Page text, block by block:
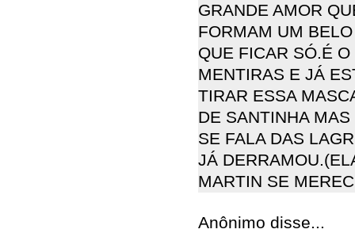
GRANDE AMOR
FORMAM UM
QUE FICAR SÓ.É
MENTIRAS E JÁ
TIRAR ESSA
DE SANTINHA
SE FALA DAS
JÁ
MARTIN SE
Anônimo disse...